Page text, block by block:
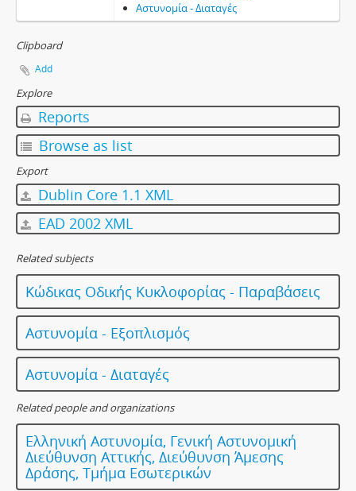
Αστυνομία - Διαταγές
Clipboard
Add
Explore
Reports
Browse as list
Export
Dublin Core 1.1 XML
EAD 2002 XML
Related subjects
Κώδικας Οδικής Κυκλοφορίας - Παραβάσεις
Αστυνομία - Εξοπλισμός
Αστυνομία - Διαταγές
Related people and organizations
Ελληνική Αστυνομία, Γενική Αστυνομική
Διεύθυνση Αττικής, Διεύθυνση Άμεσης
Δράσης, Τμήμα Εσωτερικών